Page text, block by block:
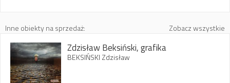
Inne obiekty na sprzedaż: Zobacz wszystkie
Zdzisław Beksiński, grafika
BEKSIŃSKI Zdzisław